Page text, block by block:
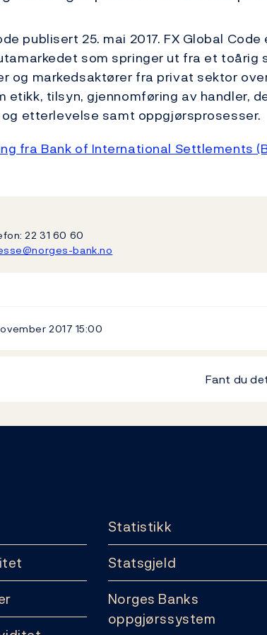
publisert 25. mai 2017. FX Global
som springer ut fra et toårig
og markedsaktører fra privat sektor
etikk, tilsyn, gjennomføring av handler,
etterlevelse samt oppgjørsprosesser.
fra Bank of International Settlements
22 31 60 60
bank.no
2017 15:00
Fant du
Statistikk
Statsgjeld
Norges Banks
oppgjørssystem